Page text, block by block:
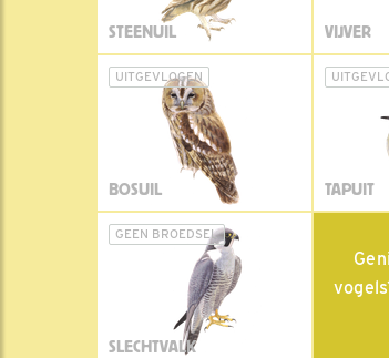
STEENUIL VIJVER
UITGEVLOGEN
BOSUIL TAPUIT
GEEN BROEDSEL
SLECHTVALK